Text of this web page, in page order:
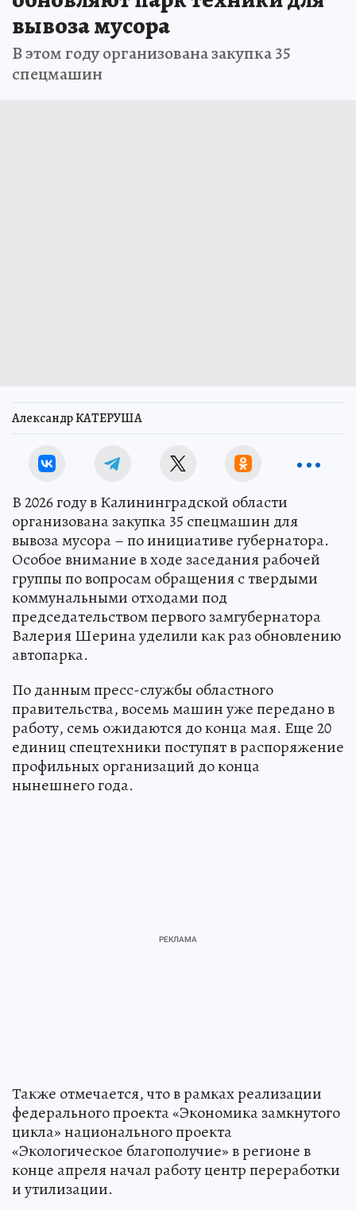
вывоза мусора
В этом году организована закупка 35
спецмашин
Александр КАТЕРУША
В 2026 году в Калининградской области
организована закупка 35 спецмашин для
вывоза мусора – по инициативе губернатора.
Особое внимание в ходе заседания рабочей
группы по вопросам обращения с твердыми
коммунальными отходами под
председательством первого замгубернатора
Валерия Шерина уделили как раз обновлению
автопарка.
По данным пресс-службы областного
правительства, восемь машин уже передано в
работу, семь ожидаются до конца мая. Еще 20
единиц спецтехники поступят в распоряжение
профильных организаций до конца
нынешнего года.
Также отмечается, что в рамках реализации
федерального проекта «Экономика замкнутого
цикла» национального проекта
«Экологическое благополучие» в регионе в
конце апреля начал работу центр переработки
и утилизации.